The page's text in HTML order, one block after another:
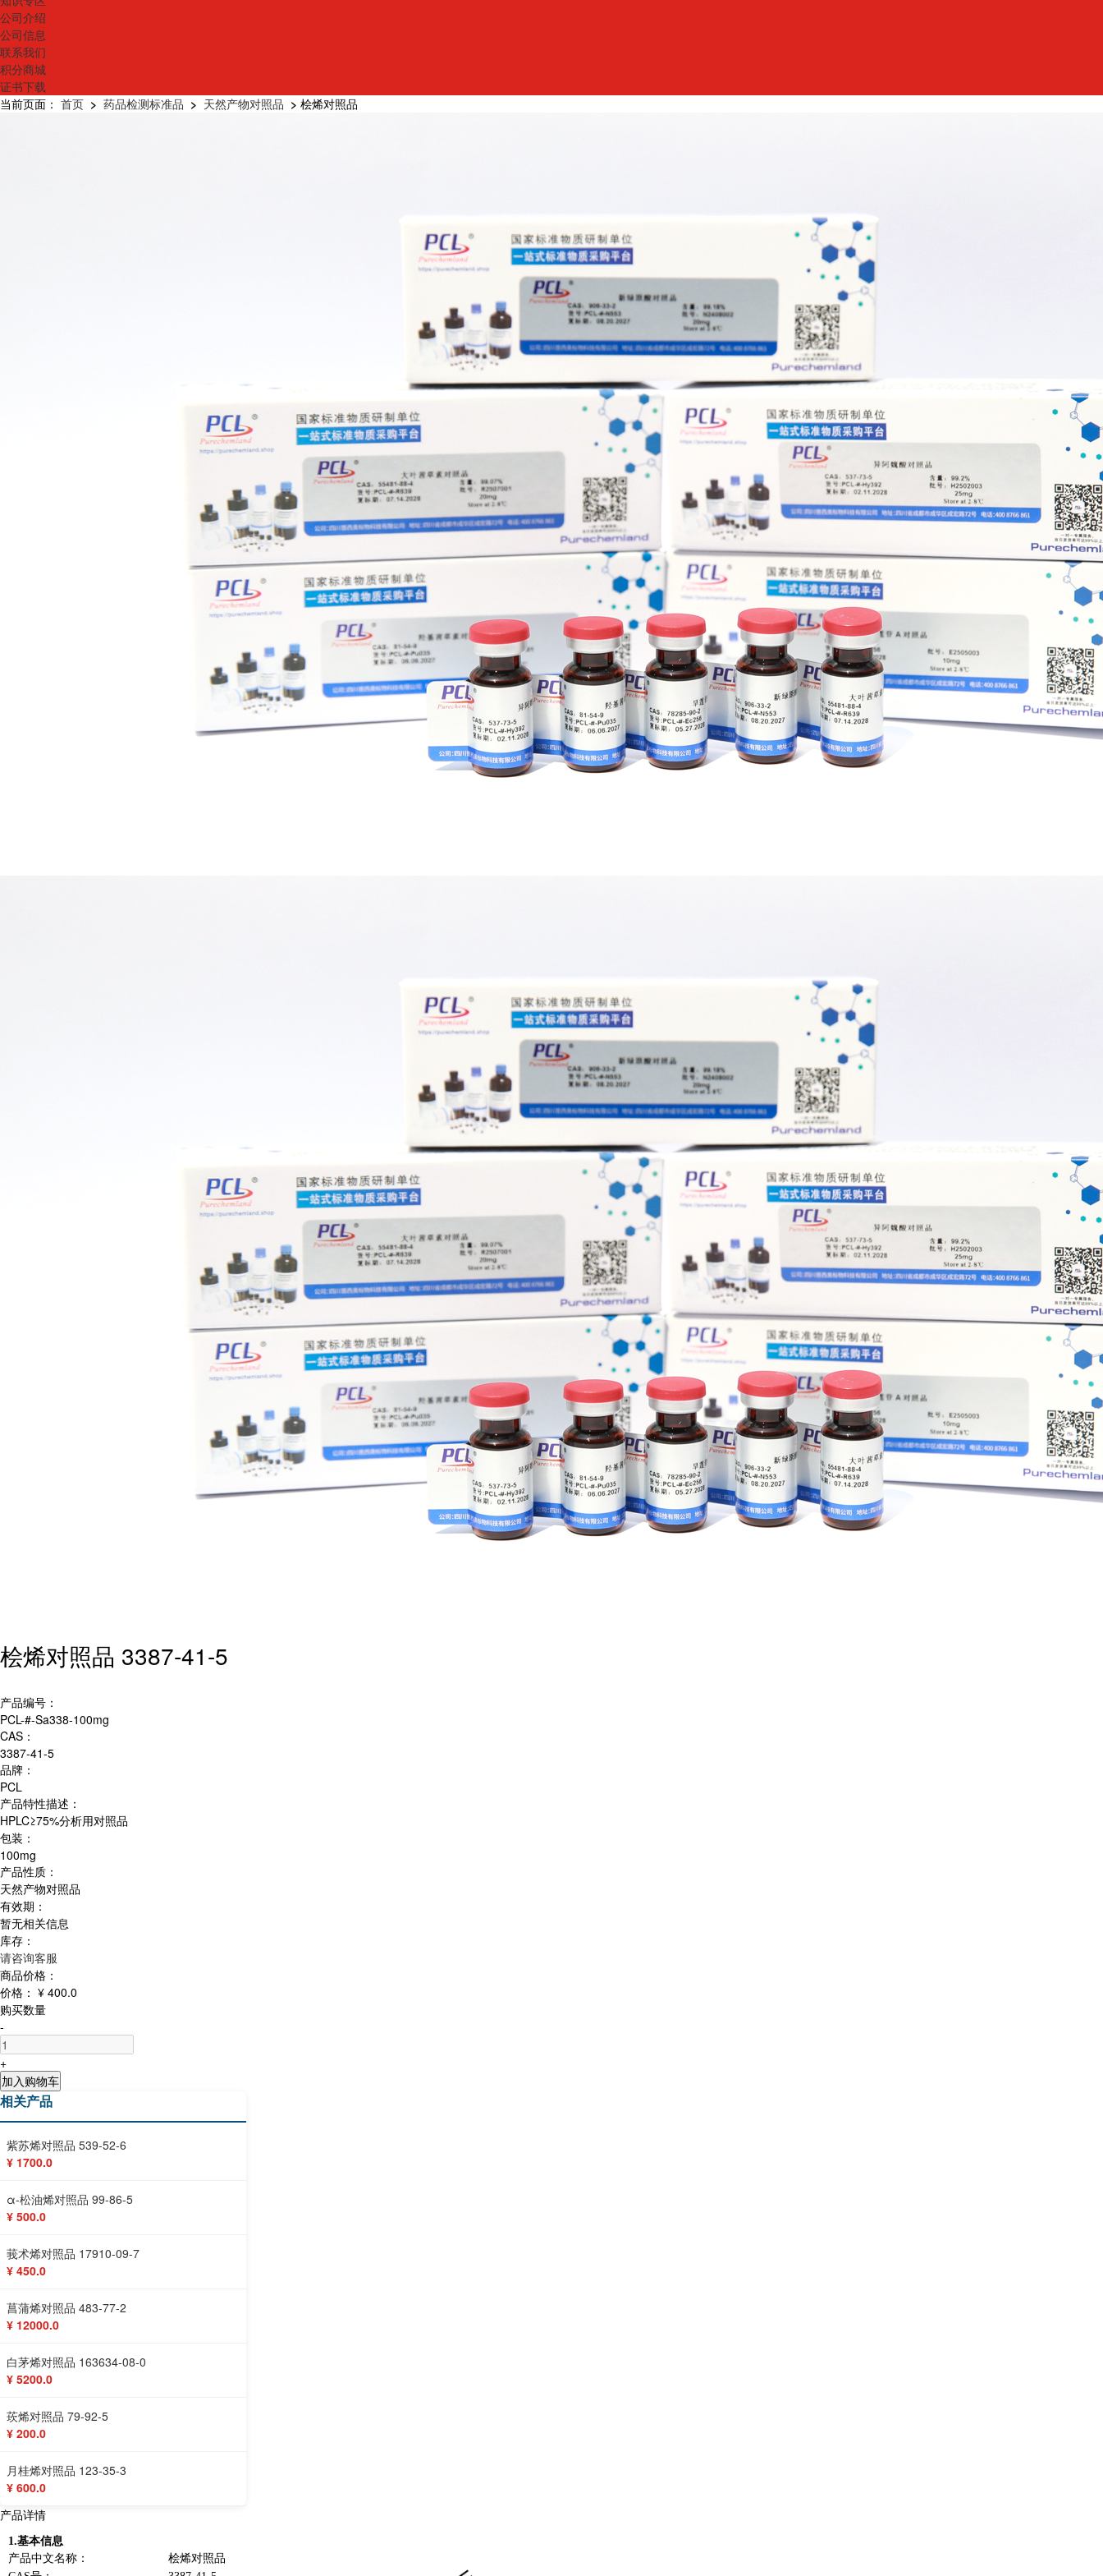
公司介绍
公司信息
联系我们
积分商城
证书下载
当前页面： 首页 > 药品检测标准品 > 天然产物对照品 > 桧烯对照品
桧烯对照品 3387-41-5
产品编号：
PCL-#-Sa338-100mg
CAS：
3387-41-5
品牌：
PCL
产品特性描述：
HPLC≥75%分析用对照品
包装：
100mg
产品性质：
天然产物对照品
有效期：
暂无相关信息
库存：
请咨询客服
商品价格：
价格： ¥ 400.0
购买数量
-
+
加入购物车
相关产品
紫苏烯对照品 539-52-6
¥ 1700.0
α-松油烯对照品 99-86-5
¥ 500.0
莪术烯对照品 17910-09-7
¥ 450.0
菖蒲烯对照品 483-77-2
¥ 12000.0
白茅烯对照品 163634-08-0
¥ 5200.0
莰烯对照品 79-92-5
¥ 200.0
月桂烯对照品 123-35-3
¥ 600.0
产品详情
1.基本信息
产品中文名称：
桧烯对照品